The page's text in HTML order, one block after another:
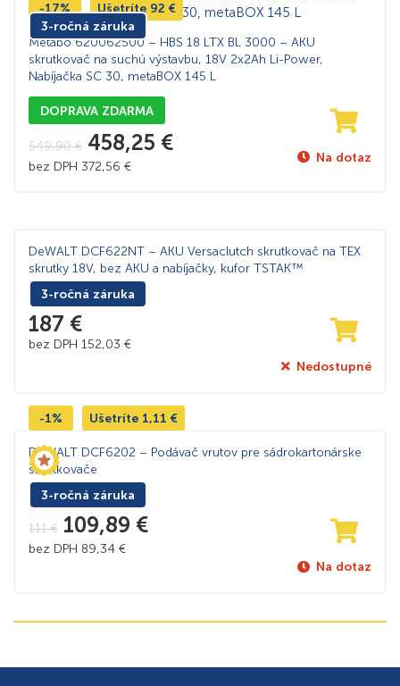
3-ročná záruka
-17% Ušetríte 92 €
Metabo 620062500 – HBS 18 LTX BL 3000 – AKU
skrutkovač na suchú výstavbu, 18V 2x2Ah Li-Power,
Nabíjačka SC 30, metaBOX 145 L
DOPRAVA ZDARMA
549,90€ 458,25 €
bez DPH 372,56 €
Na dotaz
3-ročná záruka
DeWALT DCF622NT – AKU Versaclutch skrutkovač na TEX
skrutky 18V, bez AKU a nabíjačky, kufor TSTAK™
187 €
bez DPH 152,03 €
Nedostupné
3-ročná záruka
-1% Ušetríte 1,11 €
DeWALT DCF6202 – Podávač vrutov pre sádrokartonárske
skrutkovače
111€ 109,89 €
bez DPH 89,34 €
Na dotaz